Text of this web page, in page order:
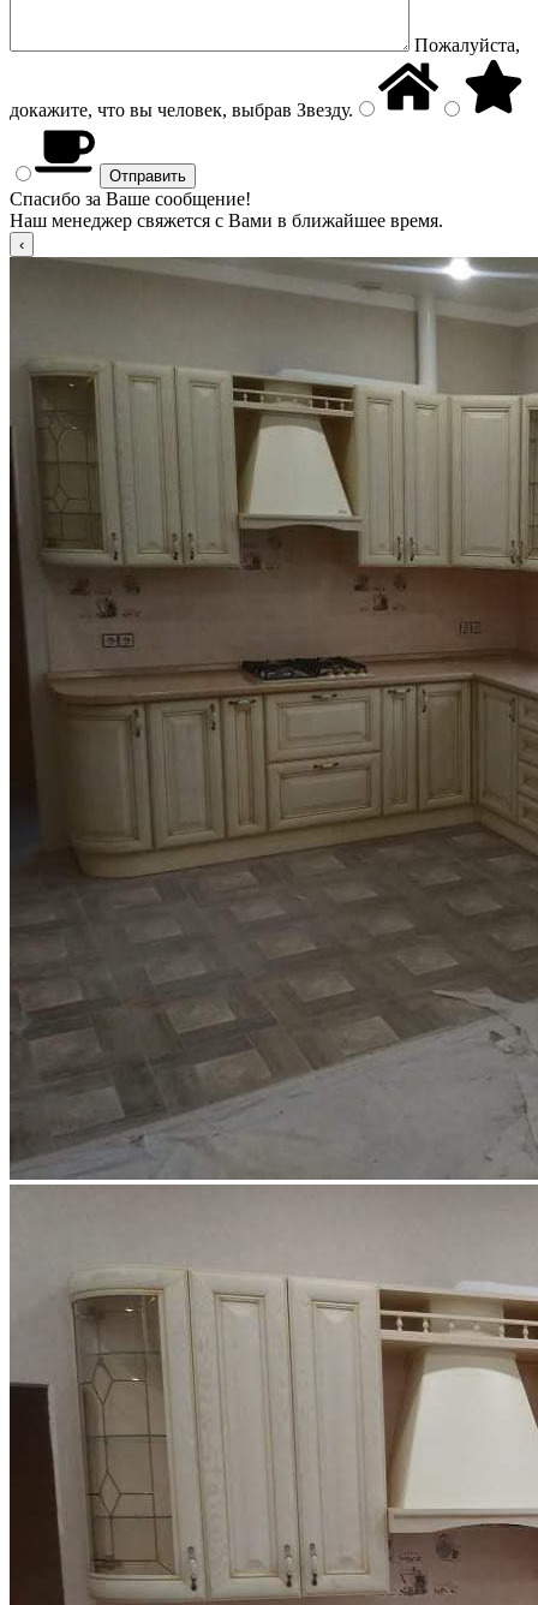
Пожалуйста,
докажите, что вы человек, выбрав Звезду.
Спасибо за Ваше сообщение!
Наш менеджер свяжется с Вами в ближайшее время.